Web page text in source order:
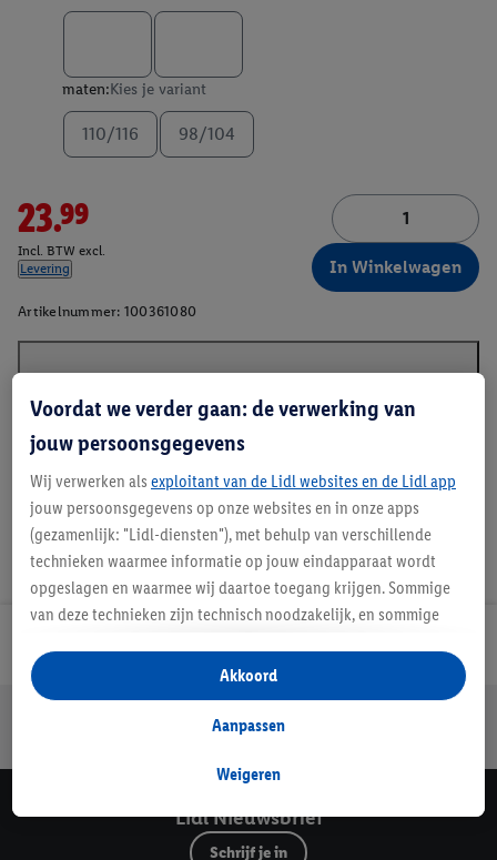
maten:Kies je variant
110/116 98/104
23.99
Incl. BTW excl.
Levering
In Winkelwagen
Artikelnummer: 100361080
Veilig winkelen
Lidl Nieuwsbrief
Schrijf je in
Voordat we verder gaan: de verwerking van
jouw persoonsgegevens
Wij verwerken als exploitant van de Lidl websites en de Lidl app
jouw persoonsgegevens op onze websites en in onze apps
(gezamenlijk: "Lidl-diensten"), met behulp van verschillende
technieken waarmee informatie op jouw eindapparaat wordt
opgeslagen en waarmee wij daartoe toegang krijgen. Sommige
van deze technieken zijn technisch noodzakelijk, en sommige
opslaan van voorkeursinstellingen, het verzamelen en
analyseren van statistieken of voor het tonen van
gepersonaliseerde reclame binnen en buiten de Lidl-diensten.
gegevens over jouw aankoopgedrag in de winkel ook voor de
Als je hier toestemming geeft aan ons voor het personaliseren
van reclame en als je vervolgens een Lidl Plus-account
Weigeren
Aanpassen
Akkoord